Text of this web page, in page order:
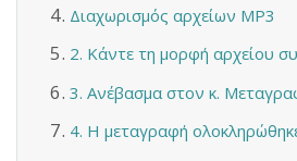
Διαχωρισμός αρχείων MP3
2. Κάντε τη μορφή αρχείου
3. Ανέβασμα στον κ.
4. Η μεταγραφή